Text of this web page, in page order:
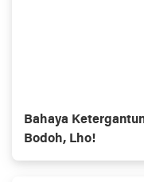
Bahaya
Bodoh, Lho!